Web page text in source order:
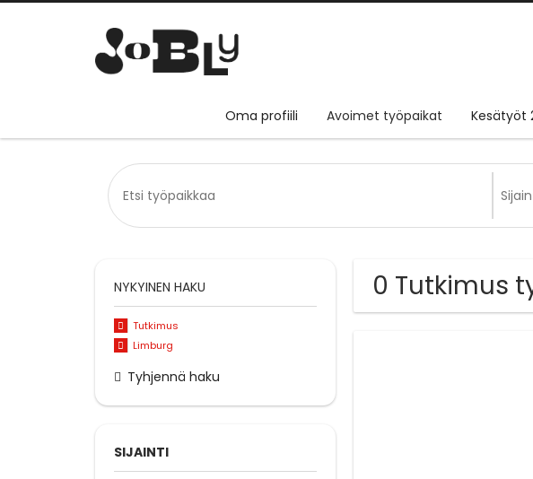
Oma profiili Avoimet työpaikat Kesätyöt
0 Tutkimus
NYKYINEN HAKU
Tutkimus
Limburg
Tyhjennä haku
SIJAINTI